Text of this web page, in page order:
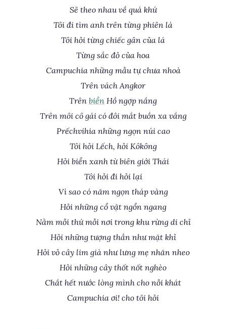
Sẽ theo nhau về quá khứ
Tôi đi tìm anh trên từng phiên lá
Tôi hỏi từng chiếc gân của lá
Từng sắc đỏ của hoa
Campuchia những mẫu tự chưa nhoà
Trên vách Angkor
Trên biển Hồ ngợp nắng
Trên môi cô gái có đôi mắt buồn xa vắng
Prếchvihia những ngọn núi cao
Tôi hỏi Lếch, hỏi Kôkông
Hỏi biển xanh từ biên giới Thái
Tôi hỏi đi hỏi lại
Vì sao có năm ngọn tháp vàng
Hỏi những cổ vật ngổn ngang
Nằm mỗi thứ mỗi nơi trong khu rừng di chỉ
Hỏi những tượng thần như mặt khỉ
Hỏi vỏ cây lim già như lưng mẹ nhăn nheo
Hỏi những cây thốt nốt nghèo
Chắt hết nước lòng mình cho nỗi khát
Campuchia ơi! cho tôi hỏi